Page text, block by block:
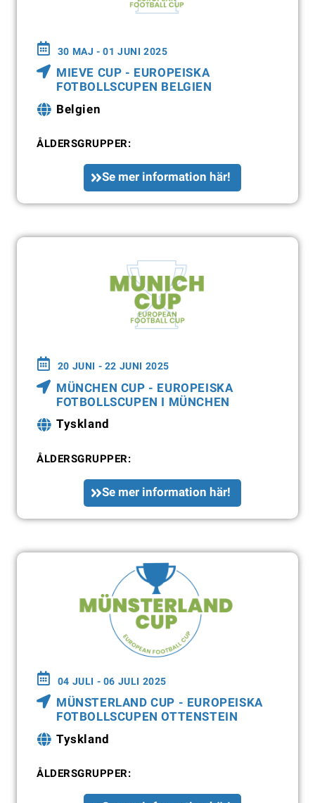
30 MAJ - 01 JUNI 2025
MIEVE CUP - EUROPEISKA
FOTBOLLSCUPEN BELGIEN
Belgien
ÅLDERSGRUPPER:
Se mer information här!
20 JUNI - 22 JUNI 2025
MÜNCHEN CUP - EUROPEISKA
FOTBOLLSCUPEN I MÜNCHEN
Tyskland
ÅLDERSGRUPPER:
Se mer information här!
04 JULI - 06 JULI 2025
MÜNSTERLAND CUP - EUROPEISKA
FOTBOLLSCUPEN OTTENSTEIN
Tyskland
ÅLDERSGRUPPER: